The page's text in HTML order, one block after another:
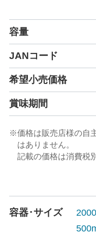
容量
JANコード
希望小売価格
賞味期間
※価格は販売店様の自
はありません。
記載の価格は消費税
容器･サイズ